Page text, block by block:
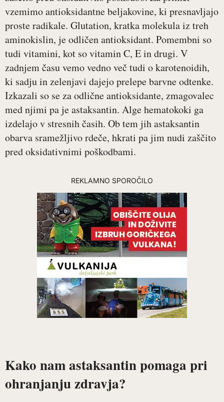
vzemimo antioksidantne beljakovine, ki presnavljajo
proste radikale. Glutation, kratka molekula iz treh
aminokislin, je odličen antioksidant. Pomembni so
tudi vitamini, kot so vitamin C, E in drugi. V
zadnjem času vemo vedno več tudi o karotenoidih,
ki sadju in zelenjavi dajejo prelepe barvne odtenke.
Izkazali so se za odlične antioksidante, zmagovalec
med njimi pa je astaksantin. Alge hematokoki ga
izdelajo v stresnih časih. Ob tem jih astaksantin
obarva sramežljivo rdeče, hkrati pa jim nudi zaščito
pred oksidativnimi poškodbami.
REKLAMNO SPOROČILO
Kako nam astaksantin pomaga pri
ohranjanju zdravja?